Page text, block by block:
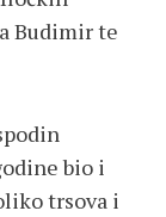
Budimir te
bio i
trsova i